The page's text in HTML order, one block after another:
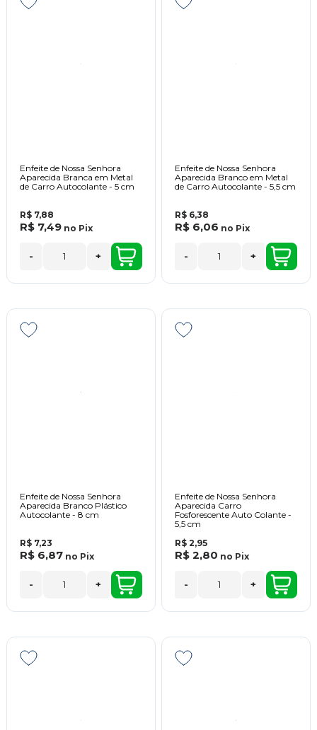
Enfeite de Nossa Senhora
Aparecida Branca em Metal
de Carro Autocolante - 5 cm
R$ 7,88
R$ 7,49 no Pix
- +
Enfeite de Nossa Senhora
Aparecida Branco em Metal
de Carro Autocolante - 5,5 cm
R$ 6,38
R$ 6,06 no Pix
- +
Enfeite de Nossa Senhora
Aparecida Branco Plástico
Autocolante - 8 cm
R$ 7,23
R$ 6,87 no Pix
- +
Enfeite de Nossa Senhora
Aparecida Carro
Fosforescente Auto Colante -
5,5 cm
R$ 2,95
R$ 2,80 no Pix
- +